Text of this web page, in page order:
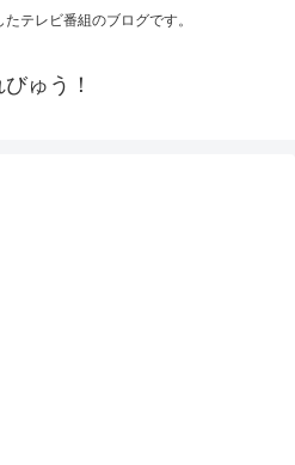
テレビ番組のブログです。
ゅう！